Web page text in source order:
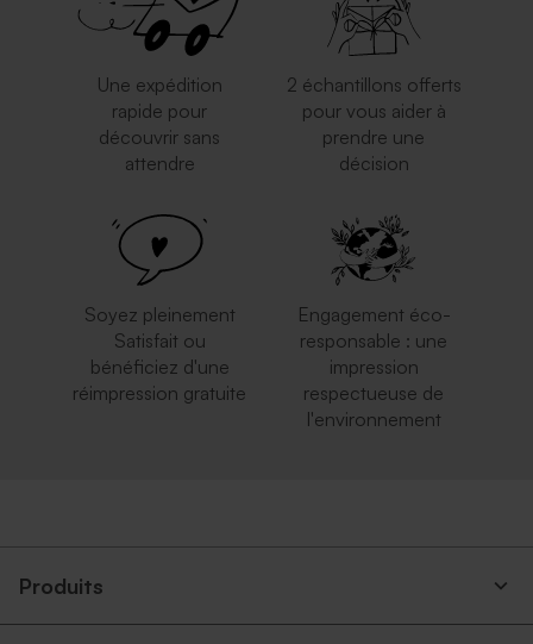
Une expédition
rapide pour
découvrir sans
attendre
2 échantillons offerts
pour vous aider à
prendre une
décision
Soyez pleinement
Satisfait ou
bénéficiez d'une
réimpression gratuite
Engagement éco-
responsable : une
impression
respectueuse de
l'environnement
Produits